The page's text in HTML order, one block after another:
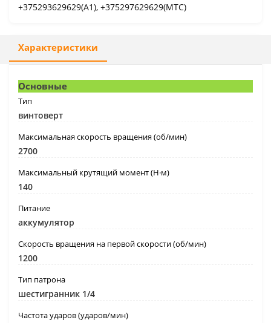
+375293629629(A1), +375297629629(МТС)
Характеристики
Основные
Тип
винтоверт
Максимальная скорость вращения (об/мин)
2700
Максимальный крутящий момент (Н·м)
140
Питание
аккумулятор
Скорость вращения на первой скорости (об/мин)
1200
Тип патрона
шестигранник 1/4
Частота ударов (ударов/мин)